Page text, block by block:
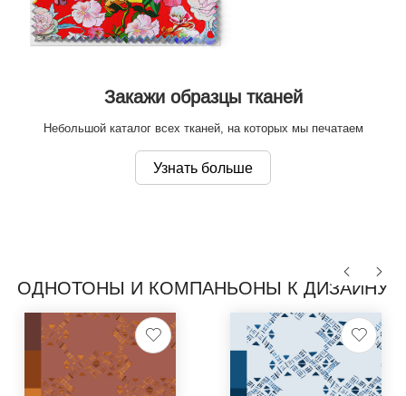
Закажи образцы тканей
Небольшой каталог всех тканей, на которых мы печатаем
Узнать больше
ОДНОТОНЫ И КОМПАНЬОНЫ К ДИЗАЙНУ